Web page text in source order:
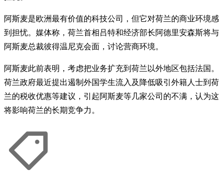
阿斯麦是欧洲最有价值的科技公司，但它对荷兰的商业环境感
到担忧。媒体称，荷兰首相吕特和经济部长阿德里安森斯将与
阿斯麦总裁彼得温尼克会面，讨论营商环境。
阿斯麦此前表明，考虑把业务扩充到荷兰以外地区包括法国。
荷兰政府最近提出遏制外国学生流入及降低吸引外籍人士到荷
兰的税收优惠等建议，引起阿斯麦等几家公司的不满，认为这
将影响荷兰的长期竞争力。